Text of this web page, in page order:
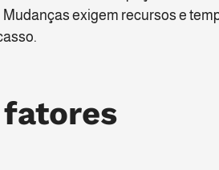
exigem recursos e